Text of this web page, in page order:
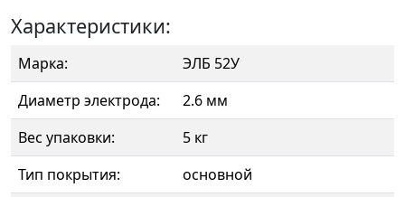
Характеристики:
Марка:
ЭЛБ 52У
Диаметр электрода:
2.6 мм
Вес упаковки:
5 кг
Тип покрытия:
основной